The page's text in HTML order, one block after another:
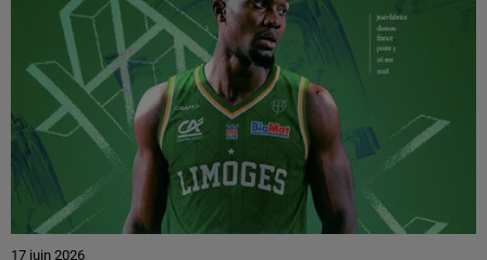
17 juin 2026